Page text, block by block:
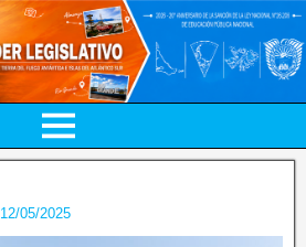
12/05/2025